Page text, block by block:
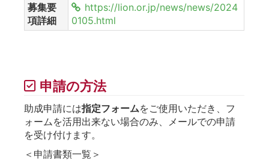
募集要
項詳細
https://lion.or.jp/news/news/2024
0105.html
申請の方法
助成申請には指定フォームをご使用いただき、フ
ォームを活用出来ない場合のみ、メールでの申請
を受け付けます。
＜申請書類一覧＞